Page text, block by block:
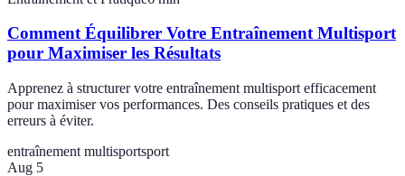
Comment Équilibrer Votre Entraînement Multisport
pour Maximiser les Résultats
Apprenez à structurer votre entraînement multisport efficacement
pour maximiser vos performances. Des conseils pratiques et des
erreurs à éviter.
entraînement multisportsport
Aug 5